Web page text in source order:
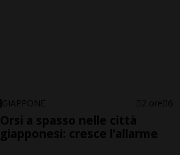
GIAPPONE 2 ore 6
Orsi a spasso nelle città
giapponesi: cresce l’allarme